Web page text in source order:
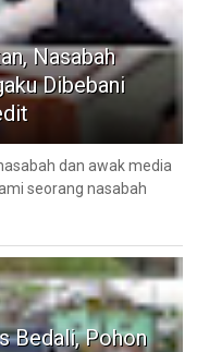
Nasabah
Dibebani
dan awak media
seorang nasabah
Bedali, Pohon